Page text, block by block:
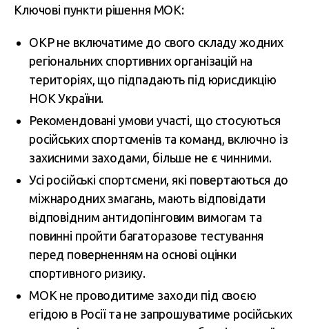
Ключові пункти рішення МОК:
ОКР не включатиме до свого складу жодних
регіональних спортивних організацій на
територіях, що підпадають під юрисдикцію
НОК України.
Рекомендовані умови участі, що стосуються
російських спортсменів та команд, включно із
захисними заходами, більше не є чинними.
Усі російські спортсмени, які повертаються до
міжнародних змагань, мають відповідати
відповідним антидопінговим вимогам та
повинні пройти багаторазове тестування
перед поверненням на основі оцінки
спортивного ризику.
МОК не проводитиме заходи під своєю
егідою в Росії та не запрошуватиме російських